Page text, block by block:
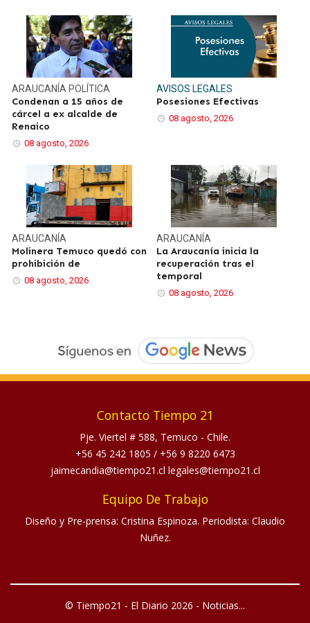
ARAUCANÍA POLÍTICA
Condenan a 15 años de
cárcel a ex alcalde de
Renaico
08 agosto, 2026
AVISOS LEGALES
Posesiones Efectivas
08 agosto, 2026
ARAUCANÍA
Molinera Temuco quedó con
prohibición de
08 agosto, 2026
ARAUCANÍA
La Araucanía inicia la
recuperación tras el
temporal
08 agosto, 2026
Contacto Tiempo 21
Pje. Viertel # 588, Temuco - Chile.
+56 45 242 1805 / +56 9 8220 6473
jaimecandia@tiempo21.cl legales@tiempo21.cl
Equipo De Trabajo
Diseño y Pre-prensa: Cristina Espinoza. Periodista: Claudio
Nuñez.
© Tiempo21 - El Diario 2026 - Noticias...